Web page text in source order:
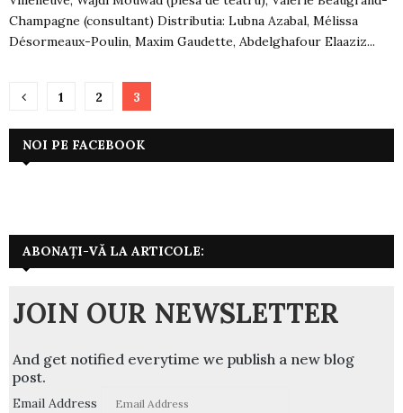
Champagne (consultant) Distributia: Lubna Azabal, Mélissa
Désormeaux-Poulin, Maxim Gaudette, Abdelghafour Elaaziz...
Paginație
articole
1 2 3
NOI PE FACEBOOK
ABONAȚI-VĂ LA ARTICOLE:
JOIN OUR NEWSLETTER
And get notified everytime we publish a new blog
post.
Email Address